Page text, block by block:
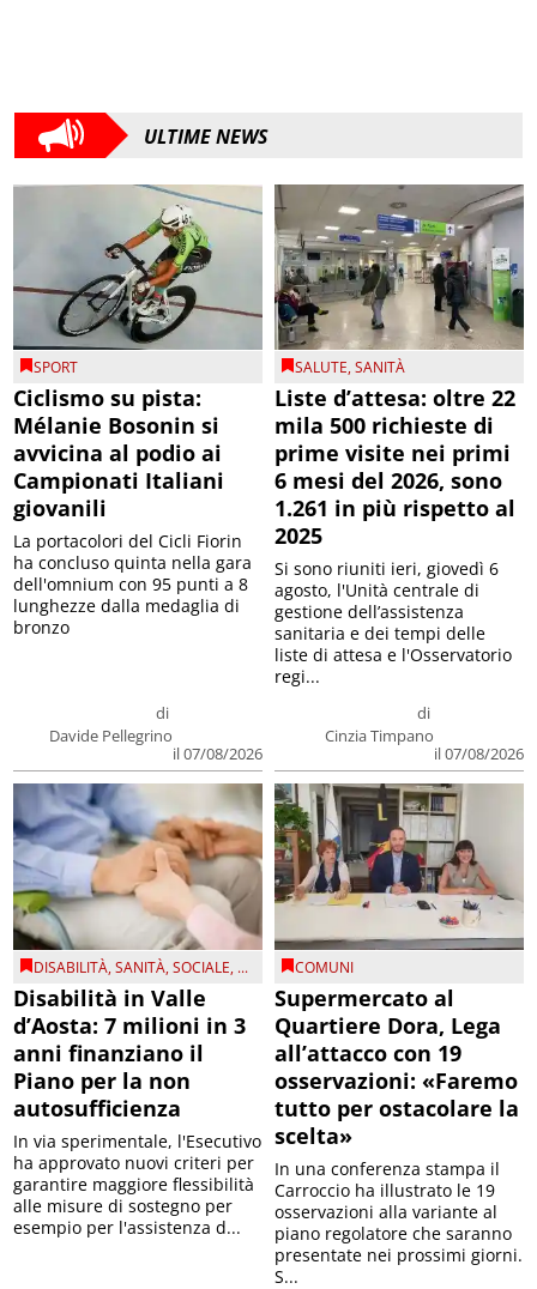
ULTIME NEWS
SPORT
Ciclismo su pista:
Mélanie Bosonin si
avvicina al podio ai
Campionati Italiani
giovanili
di
Davide Pellegrino
il 07/08/2026
La portacolori del Cicli Fiorin
ha concluso quinta nella gara
dell'omnium con 95 punti a 8
lunghezze dalla medaglia di
bronzo
SALUTE,SANITÀ
Liste d’attesa: oltre 22
mila 500 richieste di
prime visite nei primi
6 mesi del 2026, sono
1.261 in più rispetto al
2025
di
Cinzia Timpano
il 07/08/2026
Si sono riuniti ieri, giovedì 6
agosto, l'Unità centrale di
gestione dell’assistenza
sanitaria e dei tempi delle
liste di attesa e l'Osservatorio
regi...
DISABILITÀ,SANITÀ,SOCIALE, ...
Disabilità in Valle
d’Aosta: 7 milioni in 3
anni finanziano il
Piano per la non
autosufficienza
In via sperimentale, l'Esecutivo
ha approvato nuovi criteri per
garantire maggiore flessibilità
alle misure di sostegno per
esempio per l'assistenza d...
COMUNI
Supermercato al
Quartiere Dora, Lega
all’attacco con 19
osservazioni: «Faremo
tutto per ostacolare la
scelta»
In una conferenza stampa il
Carroccio ha illustrato le 19
osservazioni alla variante al
piano regolatore che saranno
presentate nei prossimi giorni.
S...